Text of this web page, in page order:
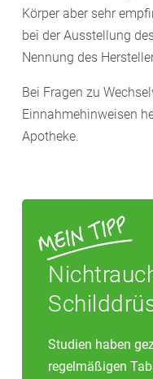
Körper aber sehr
bei der Ausstellung
Nennung des
Bei Fragen zu
Einnahmehinweisen
Apotheke.
Studien haben
regelmäßigen